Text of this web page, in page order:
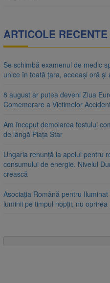
ARTICOLE RECENTE
Se schimbă examenul de medic
unice în toată țara, aceeași oră și
8 august ar putea deveni Ziua
Comemorare a Victimelor
Am început demolarea fostului
de lângă Piața Star
Ungaria renunță la apelul pentru
consumului de energie. Nivelul
crească
Asociația Română pentru
luminii pe timpul nopții, nu